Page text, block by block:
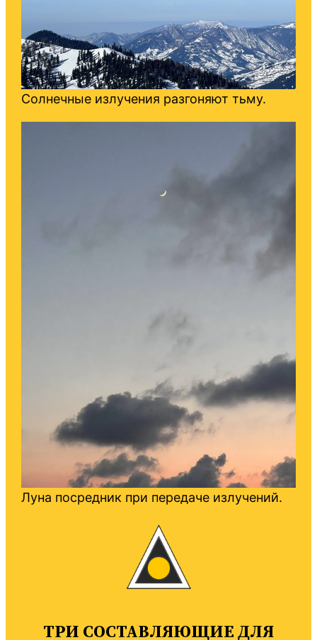
Солнечные излучения разгоняют тьму.
Луна посредник при передаче излучений.
ТРИ СОСТАВЛЯЮЩИЕ ДЛЯ